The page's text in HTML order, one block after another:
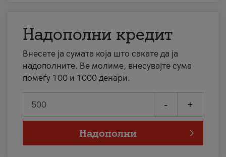
Надополни кредит
Внесете ја сумата која што сакате да ја
надополните. Ве молиме, внесувајте сума
помеѓу 100 и 1000 денари.
- +
Надополни